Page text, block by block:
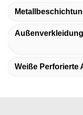
Weiße Perforierte